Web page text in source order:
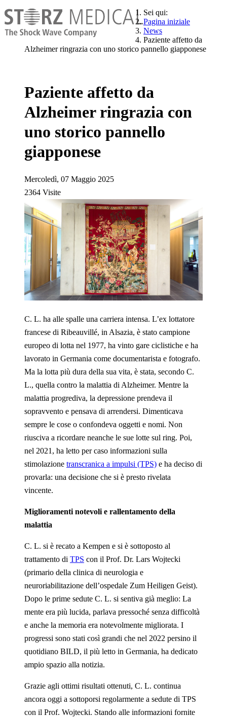
Sei qui:
Pagina iniziale
News
Paziente affetto da
Alzheimer ringrazia con uno storico pannello giapponese
Paziente affetto da
Alzheimer ringrazia con
uno storico pannello
giapponese
Mercoledì, 07 Maggio 2025
2364 Visite
C. L. ha alle spalle una carriera intensa. L’ex lottatore
francese di Ribeauvillé, in Alsazia, è stato campione
europeo di lotta nel 1977, ha vinto gare ciclistiche e ha
lavorato in Germania come documentarista e fotografo.
Ma la lotta più dura della sua vita, è stata, secondo C.
L., quella contro la malattia di Alzheimer. Mentre la
malattia progrediva, la depressione prendeva il
sopravvento e pensava di arrendersi. Dimenticava
sempre le cose o confondeva oggetti e nomi. Non
riusciva a ricordare neanche le sue lotte sul ring. Poi,
nel 2021, ha letto per caso informazioni sulla
stimolazione transcranica a impulsi (TPS) e ha deciso di
provarla: una decisione che si è presto rivelata
vincente.
Miglioramenti notevoli e rallentamento della
malattia
C. L. si è recato a Kempen e si è sottoposto al
trattamento di TPS con il Prof. Dr. Lars Wojtecki
(primario della clinica di neurologia e
neuroriabilitazione dell’ospedale Zum Heiligen Geist).
Dopo le prime sedute C. L. si sentiva già meglio: La
mente era più lucida, parlava pressoché senza difficoltà
e anche la memoria era notevolmente migliorata. I
progressi sono stati così grandi che nel 2022 persino il
quotidiano BILD, il più letto in Germania, ha dedicato
ampio spazio alla notizia.
Grazie agli ottimi risultati ottenuti, C. L. continua
ancora oggi a sottoporsi regolarmente a sedute di TPS
con il Prof. Wojtecki. Stando alle informazioni fornite